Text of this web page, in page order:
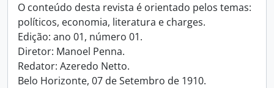
O conteúdo desta revista é orientado pelos temas:
políticos, economia, literatura e charges.
Edição: ano 01, número 01.
Diretor: Manoel Penna.
Redator: Azeredo Netto.
Belo Horizonte, 07 de Setembro de 1910.